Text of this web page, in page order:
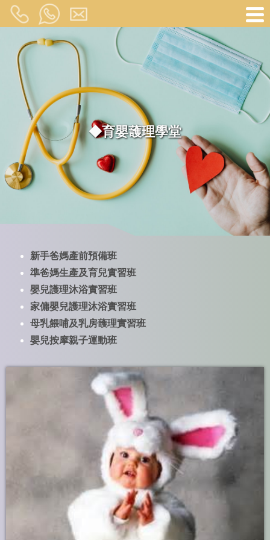
◆育嬰䕶理學堂
新手爸媽產前預備班
準爸媽生產及育兒實習班
嬰兒護理沐浴實習班
家傭嬰兒護理沐浴實習班
母乳餵哺及乳房䕶理實習班
嬰兒按摩親子運動班